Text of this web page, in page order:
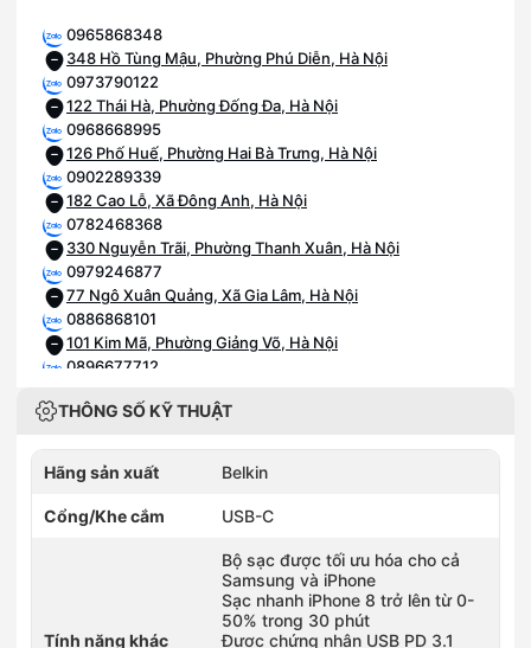
0965868348
348 Hồ Tùng Mậu, Phường Phú Diễn, Hà Nội
0973790122
122 Thái Hà, Phường Đống Đa, Hà Nội
0968668995
126 Phố Huế, Phường Hai Bà Trưng, Hà Nội
0902289339
182 Cao Lỗ, Xã Đông Anh, Hà Nội
0782468368
330 Nguyễn Trãi, Phường Thanh Xuân, Hà Nội
0979246877
77 Ngô Xuân Quảng, Xã Gia Lâm, Hà Nội
0886868101
101 Kim Mã, Phường Giảng Võ, Hà Nội
0896677712
0962066208
0988386346
346 Bạch Mai, Phường Bạch Mai, Hà Nội
0936231213
418 Xã Đàn, Phường Văn Miếu - Quốc Tử Giám, Hà Nội
52 Hàng Đậu, Phường Hoàn Kiếm, Hà Nội
89 Tam Trinh, Phường Vĩnh Tuy, Hà Nội
THÔNG SỐ KỸ THUẬT
Hãng sản xuất Belkin
Cổng/Khe cắm USB-C
Tính năng khác
Bộ sạc được tối ưu hóa cho cả
Samsung và iPhone
Sạc nhanh iPhone 8 trở lên từ 0-
50% trong 30 phút
Được chứng nhận USB PD 3.1